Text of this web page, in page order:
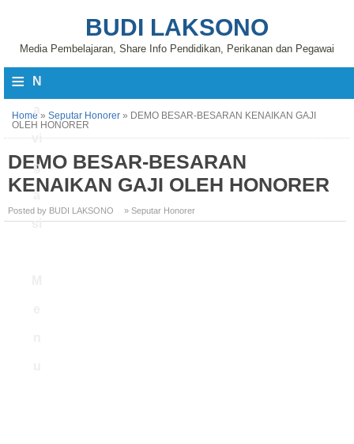
BUDI LAKSONO
Media Pembelajaran, Share Info Pendidikan, Perikanan dan Pegawai
≡ N
vi
g
a
si
Home » Seputar Honorer » DEMO BESAR-BESARAN KENAIKAN GAJI
OLEH HONORER
DEMO BESAR-BESARAN
KENAIKAN GAJI OLEH HONORER
Posted by BUDI LAKSONO » Seputar Honorer